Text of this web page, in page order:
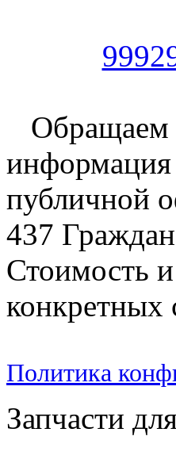
Обращаем
информация
публичной
437
Стоимость и
конкретных
Политика
Запчасти